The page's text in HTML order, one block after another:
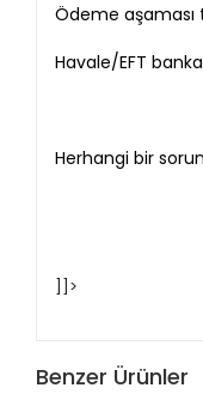
Ödeme
Havale/EFT
Herhangi bir
]]>
Benzer Ürünler